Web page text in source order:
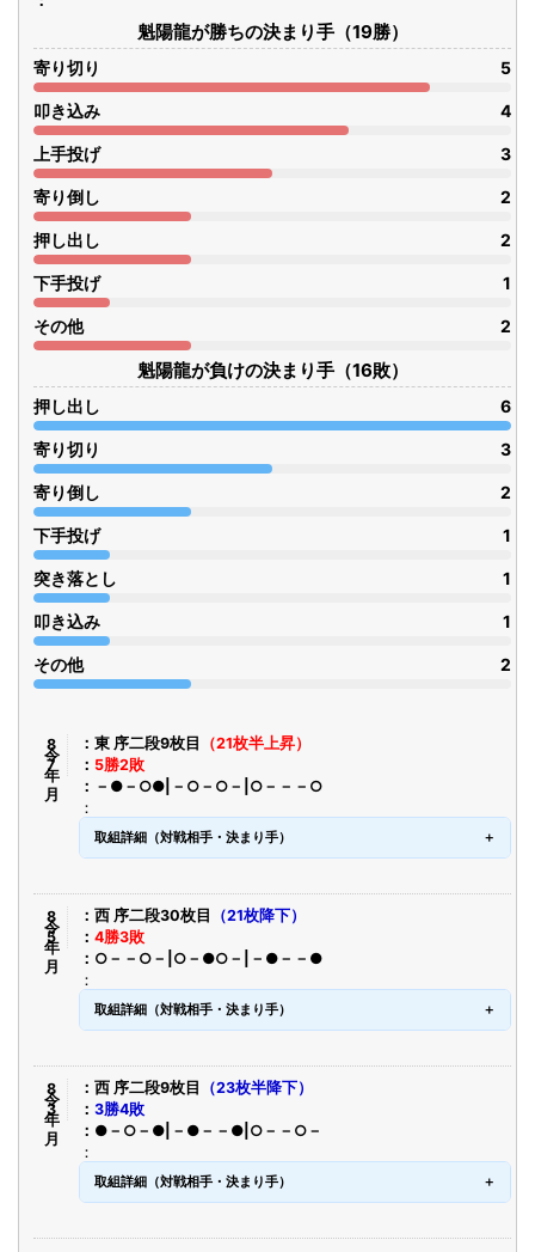
魁陽龍が勝ちの決まり手（19勝）
寄り切り 5
叩き込み 4
上手投げ 3
寄り倒し 2
押し出し 2
下手投げ 1
その他 2
魁陽龍が負けの決まり手（16敗）
押し出し 6
寄り切り 3
寄り倒し 2
下手投げ 1
突き落とし 1
叩き込み 1
その他 2
令8年7月 東 序二段9枚目
（21枚半上昇）
5勝2敗
－●－○●|－○－○－|○－－－○
取組詳細（対戦相手・決まり手）
令8年5月 西 序二段30枚目
（21枚降下）
4勝3敗
○－－○－|○－●○－|－●－－●
取組詳細（対戦相手・決まり手）
令8年3月 西 序二段9枚目
（23枚半降下）
3勝4敗
●－○－●|－●－－●|○－－○－
取組詳細（対戦相手・決まり手）